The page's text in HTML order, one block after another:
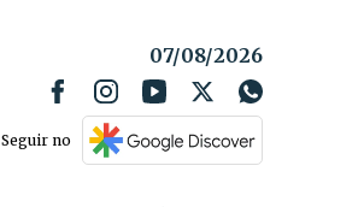
07/08/2026
Seguir no